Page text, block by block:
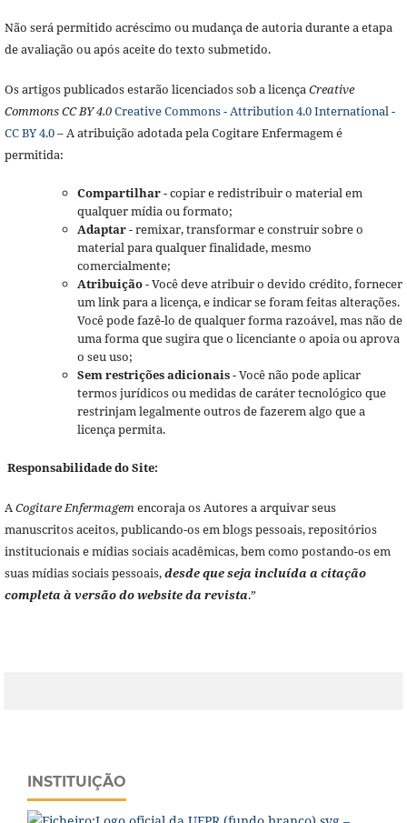
Não será permitido acréscimo ou mudança de autoria durante a etapa
de avaliação ou após aceite do texto submetido.
Os artigos publicados estarão licenciados sob a licença Creative
Commons CC BY 4.0Creative Commons - Attribution 4.0 International -
CC BY 4.0– A atribuição adotada pela Cogitare Enfermagem é
permitida:
Compartilhar- copiar e redistribuir o material em
qualquer mídia ou formato;
Adaptar- remixar, transformar e construir sobre o
material para qualquer finalidade, mesmo
comercialmente;
Atribuição- Você deve atribuir o devido crédito, fornecer
um link para a licença, e indicar se foram feitas alterações.
Você pode fazê-lo de qualquer forma razoável, mas não de
uma forma que sugira que o licenciante o apoia ou aprova
o seu uso;
Sem restrições adicionais- Você não pode aplicar
termos jurídicos ou medidas de caráter tecnológico que
restrinjam legalmente outros de fazerem algo que a
licença permita.
Responsabilidade do Site:
ACogitare Enfermagemencoraja os Autores a arquivar seus
manuscritos aceitos, publicando-os em blogs pessoais, repositórios
institucionais e mídias sociais acadêmicas, bem como postando-os em
suas mídias sociais pessoais,desde que seja incluída a citação
completa à versão do website da revista.”
INSTITUIÇÃO